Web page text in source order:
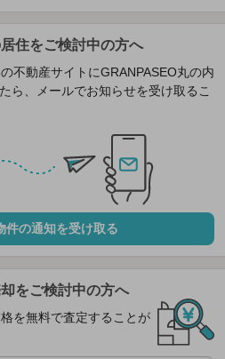
住をご検討中の方へ
不動産サイトにGRANPASEO丸の内
ら、メールでお知らせを受け取るこ
件の通知を受け取る
をご検討中の方へ
を無料で査定することが